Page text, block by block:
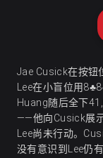
Jae Cusick在按钮
Lee在小盲位用
Huang随后全下
——他向Cusick展
Lee尚未行动。
没有意识到Lee仍